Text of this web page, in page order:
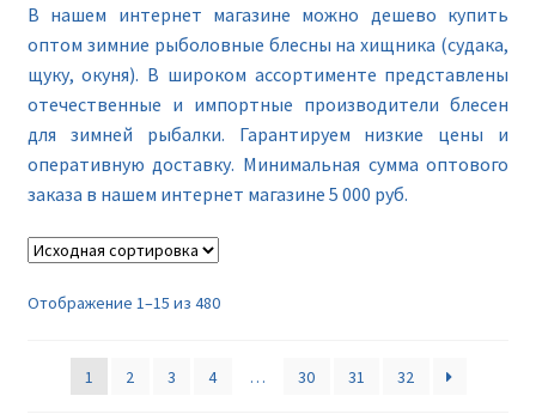
Новинки
Прайс
Контакты
В нашем интернет магазине можно дешево купить
оптом зимние рыболовные блесны на хищника (судака,
щуку, окуня). В широком ассортименте представлены
отечественные и импортные производители блесен
для зимней рыбалки. Гарантируем низкие цены и
оперативную доставку. Минимальная сумма оптового
заказа в нашем интернет магазине 5 000 руб.
Отображение 1–15 из 480
1 2 3 4 … 30 31 32